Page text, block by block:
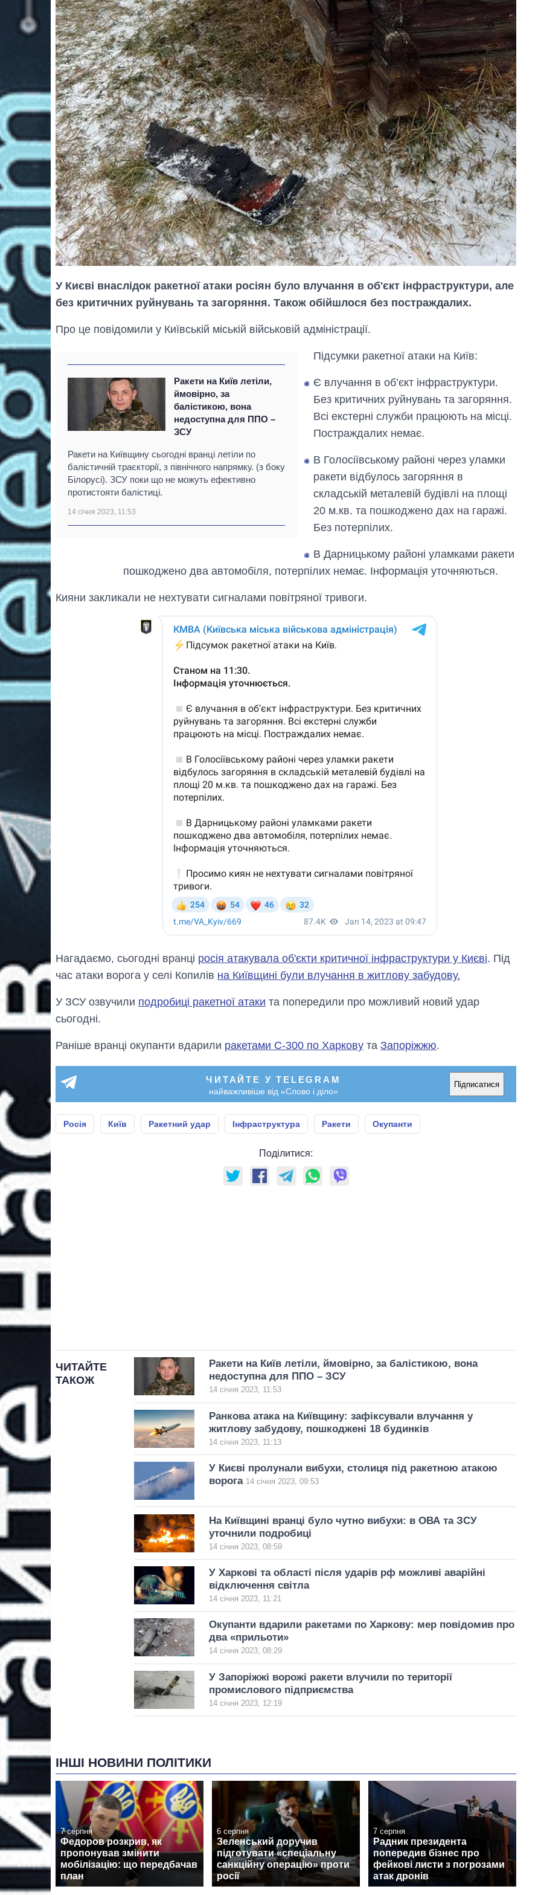
У Києві внаслідок ракетної атаки росіян було влучання в об'єкт інфраструктури, але
без критичних руйнувань та загоряння. Також обійшлося без постраждалих.
Про це повідомили у Київській міській військовій адміністрації.
Ракети на Київ летіли,
ймовірно, за
балістикою, вона
недоступна для ППО –
ЗСУ
Ракети на Київщину сьогодні вранці летіли по
балістичній траєкторії, з північного напрямку. (з боку
Білорусі). ЗСУ поки що не можуть ефективно
протистояти балістиці.
14 січня 2023, 11:53
Підсумки ракетної атаки на Київ:
Є влучання в об’єкт інфраструктури.
Без критичних руйнувань та загоряння.
Всі екстерні служби працюють на місці.
Постраждалих немає.
В Голосіївському районі через уламки
ракети відбулось загоряння в
складській металевій будівлі на площі
20 м.кв. та пошкоджено дах на гаражі.
Без потерпілих.
В Дарницькому районі уламками ракети
пошкоджено два автомобіля, потерпілих немає. Інформація уточняються.
Кияни закликали не нехтувати сигналами повітряної тривоги.
Нагадаємо, сьогодні вранці росія атакувала об'єкти критичної інфраструктури у Києві. Під
час атаки ворога у селі Копилів на Київщині були влучання в житлову забудову.
У ЗСУ озвучили подробиці ракетної атаки та попередили про можливий новий удар
сьогодні.
Раніше вранці окупанти вдарили ракетами С-300 по Харкову та Запоріжжю.
ЧИТАЙТЕ У TELEGRAM
найважливіше від «Слово і діло»
Підписатися
Росія Київ Ракетний удар Інфраструктура Ракети Окупанти
Поділитися:
ЧИТАЙТЕ
ТАКОЖ
Ракети на Київ летіли, ймовірно, за балістикою, вона
недоступна для ППО – ЗСУ
14 січня 2023, 11:53
Ранкова атака на Київщину: зафіксували влучання у
житлову забудову, пошкоджені 18 будинків
14 січня 2023, 11:13
У Києві пролунали вибухи, столиця під ракетною атакою
ворога 14 січня 2023, 09:53
На Київщині вранці було чутно вибухи: в ОВА та ЗСУ
уточнили подробиці
14 січня 2023, 08:59
У Харкові та області після ударів рф можливі аварійні
відключення світла
14 січня 2023, 11:21
Окупанти вдарили ракетами по Харкову: мер повідомив про
два «прильоти»
14 січня 2023, 08:29
У Запоріжжі ворожі ракети влучили по території
промислового підприємства
14 січня 2023, 12:19
ІНШІ НОВИНИ ПОЛІТИКИ
7 серпня
Федоров розкрив, як
пропонував змінити
мобілізацію: що передбачав
план
6 серпня
Зеленський доручив
підготувати «спеціальну
санкційну операцію» проти
росії
7 серпня
Радник президента
попередив бізнес про
фейкові листи з погрозами
атак дронів
Як за 10 років
змінилася кількість
вступників на